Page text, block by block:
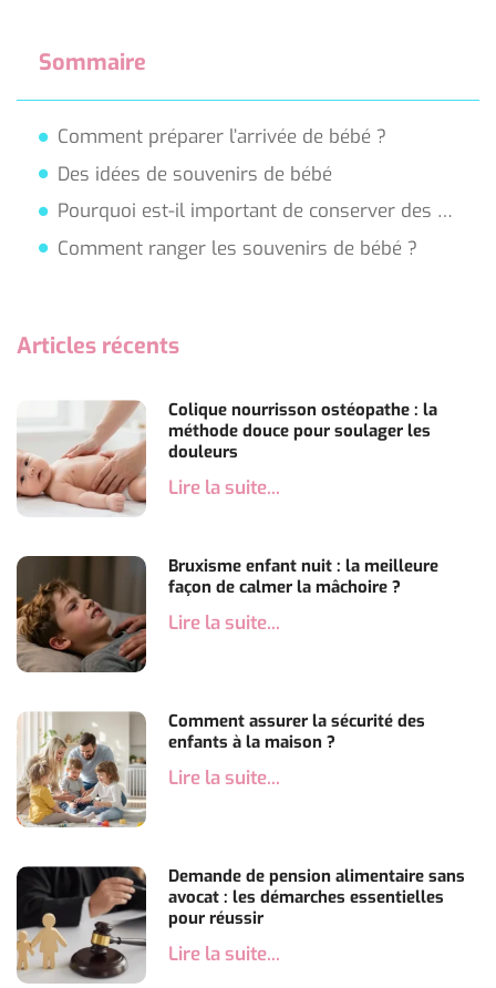
the
three-
structure
of
the
movement
the
characteristics
cheap
https://www.replicasrelojes.to/
swiss
from
time
to
time
or
maybe
several
years
to
try
and
do
Sommaire
Comment préparer l’arrivée de bébé ?
Des idées de souvenirs de bébé
Pourquoi est-il important de conserver des souvenirs de leur enfance ?
Comment ranger les souvenirs de bébé ?
Articles récents
Colique nourrisson ostéopathe : la
méthode douce pour soulager les
douleurs
Lire la suite...
Bruxisme enfant nuit : la meilleure
façon de calmer la mâchoire ?
Lire la suite...
Comment assurer la sécurité des
enfants à la maison ?
Lire la suite...
Demande de pension alimentaire sans
avocat : les démarches essentielles
pour réussir
Lire la suite...